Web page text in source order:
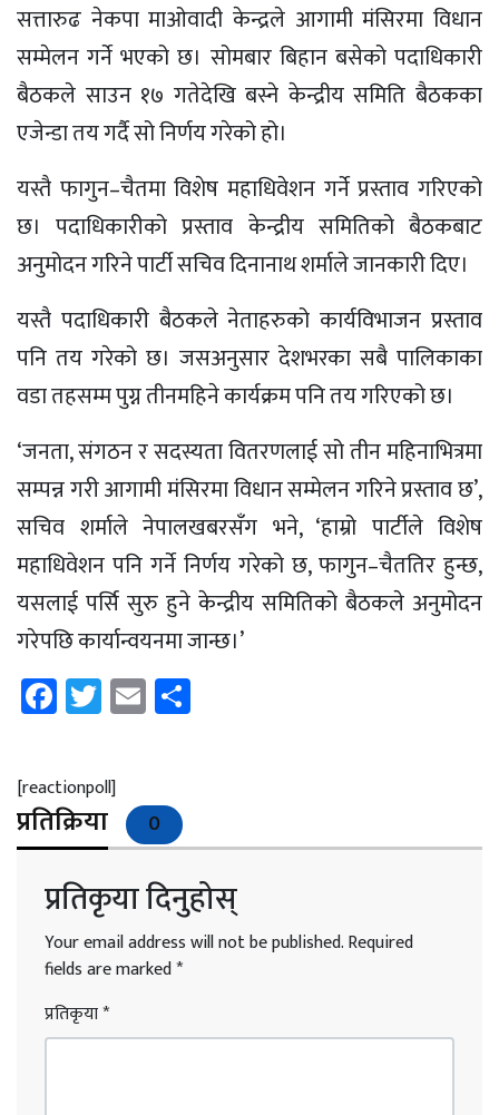
सत्तारुढ नेकपा माओवादी केन्द्रले आगामी मंसिरमा विधान
सम्मेलन गर्ने भएको छ। सोमबार बिहान बसेको पदाधिकारी
बैठकले साउन १७ गतेदेखि बस्ने केन्द्रीय समिति बैठकका
एजेन्डा तय गर्दै सो निर्णय गरेको हो।
यस्तै फागुन–चैतमा विशेष महाधिवेशन गर्ने प्रस्ताव गरिएको
छ। पदाधिकारीको प्रस्ताव केन्द्रीय समितिको बैठकबाट
अनुमोदन गरिने पार्टी सचिव दिनानाथ शर्माले जानकारी दिए।
यस्तै पदाधिकारी बैठकले नेताहरुको कार्यविभाजन प्रस्ताव
पनि तय गरेको छ। जसअनुसार देशभरका सबै पालिकाका
वडा तहसम्म पुग्न तीनमहिने कार्यक्रम पनि तय गरिएको छ।
‘जनता, संगठन र सदस्यता वितरणलाई सो तीन महिनाभित्रमा
सम्पन्न गरी आगामी मंसिरमा विधान सम्मेलन गरिने प्रस्ताव छ’,
सचिव शर्माले नेपालखबरसँग भने, ‘हाम्रो पार्टीले विशेष
महाधिवेशन पनि गर्ने निर्णय गरेको छ, फागुन–चैततिर हुन्छ,
यसलाई पर्सि सुरु हुने केन्द्रीय समितिको बैठकले अनुमोदन
गरेपछि कार्यान्वयनमा जान्छ।’
Facebook
Twitter
Email
[reactionpoll]
प्रतिक्रिया 0
प्रतिकृया दिनुहोस्
Your email address will not be published.Required
fields are marked*
प्रतिकृया*